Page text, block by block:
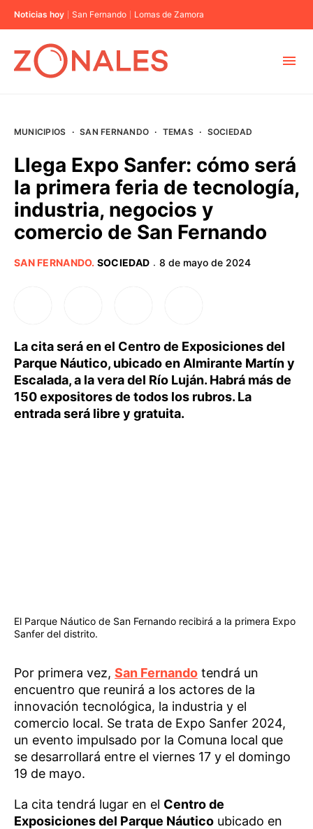
Noticias hoy San Fernando Lomas de Zamora
BUENOS AIRES
PROVINCIAS
MUNICIPIOS · SAN FERNANDO · TEMAS · SOCIEDAD
Llega Expo Sanfer: cómo será
la primera feria de tecnología,
industria, negocios y
comercio de San Fernando
SAN FERNANDO. SOCIEDAD · 8 de mayo de 2024
La cita será en el Centro de Exposiciones del
Parque Náutico, ubicado en Almirante Martín y
Escalada, a la vera del Río Luján. Habrá más de
150 expositores de todos los rubros. La
entrada será libre y gratuita.
El Parque Náutico de San Fernando recibirá a la primera Expo
Sanfer del distrito.
Por primera vez, San Fernando tendrá un
encuentro que reunirá a los actores de la
innovación tecnológica, la industria y el
comercio local. Se trata de Expo Sanfer 2024,
un evento impulsado por la Comuna local que
se desarrollará entre el viernes 17 y el domingo
19 de mayo.
La cita tendrá lugar en el Centro de
Exposiciones del Parque Náutico ubicado en